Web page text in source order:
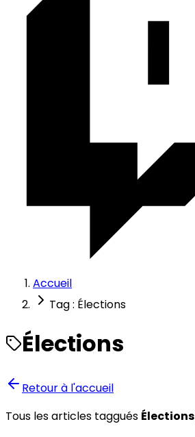
Accueil
Tag : Élections
Élections
Retour à l'accueil
Tous les articles taggués Élections